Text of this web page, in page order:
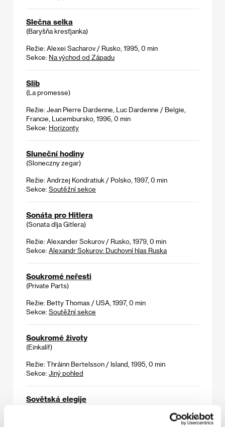
Slečna selka
(Baryšňa kresťjanka)
Režie: Alexei Sacharov / Rusko, 1995, 0 min
Sekce: Na východ od Západu
Slib
(La promesse)
Režie: Jean Pierre Dardenne, Luc Dardenne / Belgie,
Francie, Lucembursko, 1996, 0 min
Sekce: Horizonty
Sluneční hodiny
(Sloneczny zegar)
Režie: Andrzej Kondratiuk / Polsko, 1997, 0 min
Sekce: Soutěžní sekce
Sonáta pro Hitlera
(Sonata dlja Gitlera)
Režie: Alexander Sokurov / Rusko, 1979, 0 min
Sekce: Alexandr Sokurov: Duchovní hlas Ruska
Soukromé neřesti
(Private Parts)
Režie: Betty Thomas / USA, 1997, 0 min
Sekce: Soutěžní sekce
Soukromé životy
(Einkalíf)
Režie: Thráinn Bertelsson / Island, 1995, 0 min
Sekce: Jiný pohled
Sovětská elegije